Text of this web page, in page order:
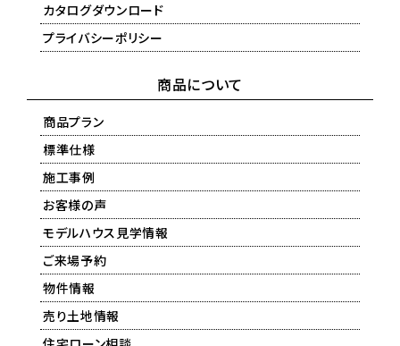
カタログダウンロード
プライバシーポリシー
商品について
商品プラン
標準仕様
施工事例
お客様の声
モデルハウス見学情報
ご来場予約
物件情報
売り土地情報